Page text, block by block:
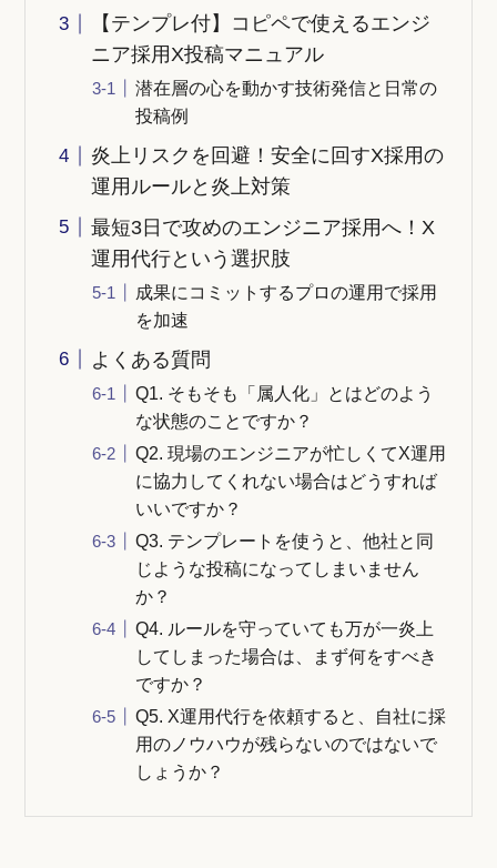
【テンプレ付】コピペで使えるエンジ
ニア採用X投稿マニュアル
潜在層の心を動かす技術発信と日常の
投稿例
炎上リスクを回避！安全に回すX採用の
運用ルールと炎上対策
最短3日で攻めのエンジニア採用へ！X
運用代行という選択肢
成果にコミットするプロの運用で採用
を加速
よくある質問
Q1. そもそも「属人化」とはどのよう
な状態のことですか？
Q2. 現場のエンジニアが忙しくてX運用
に協力してくれない場合はどうすれば
いいですか？
Q3. テンプレートを使うと、他社と同
じような投稿になってしまいません
か？
Q4. ルールを守っていても万が一炎上
してしまった場合は、まず何をすべき
ですか？
Q5. X運用代行を依頼すると、自社に採
用のノウハウが残らないのではないで
しょうか？